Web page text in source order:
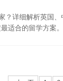
？详细解析英国
适合的留学方案。